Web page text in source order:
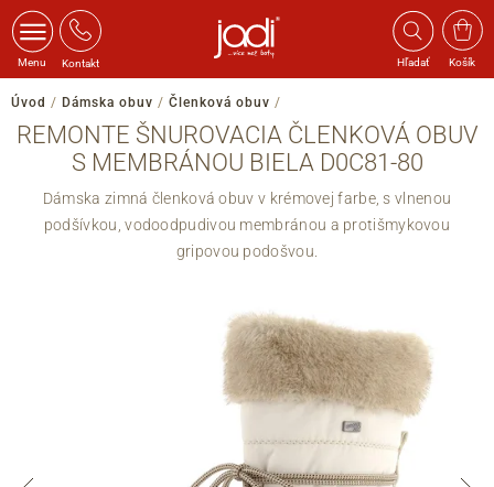
Menu Kontakt Hľadať Košík
Úvod / Dámska obuv / Členková obuv /
REMONTE ŠNUROVACIA ČLENKOVÁ OBUV
S MEMBRÁNOU BIELA D0C81-80
Dámska zimná členková obuv v krémovej farbe, s vlnenou
podšívkou, vodoodpudivou membránou a protišmykovou
gripovou podošvou.